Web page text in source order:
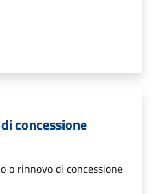
concessione
o rinnovo di concessione